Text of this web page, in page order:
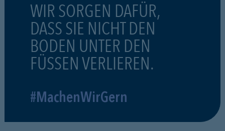
WIR SORGEN DAFÜR,
DASS SIE NICHT DEN
BODEN UNTER DEN
FÜSSEN VERLIEREN.
#MachenWirGern